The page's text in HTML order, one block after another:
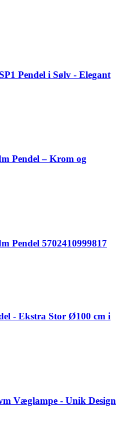
Pendel i Sølv - Elegant
Pendel – Krom og
Pendel 5702410999817
- Ekstra Stor Ø100 cm i
Væglampe - Unik Design